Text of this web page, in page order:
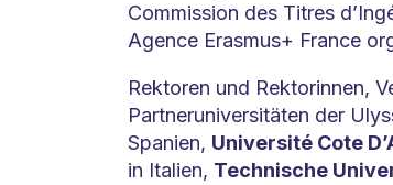
Commission des Titres
Agence Erasmus+ France
Rektoren und Rektorinnen,
Partneruniversitäten der
Spanien, Université Cote
in Italien, Technische